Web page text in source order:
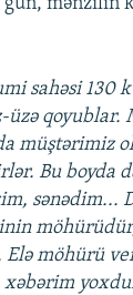
sahəsi 130
üzə
müştərimiz
Bu boyda
sənədim...
möhürü